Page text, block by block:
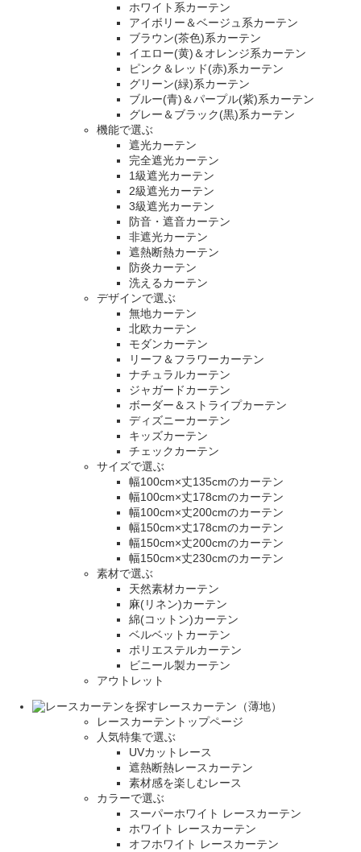
ホワイト系カーテン
アイボリー＆ベージュ系カーテン
ブラウン(茶色)系カーテン
イエロー(黄)＆オレンジ系カーテン
ピンク＆レッド(赤)系カーテン
グリーン(緑)系カーテン
ブルー(青)＆パープル(紫)系カーテン
グレー＆ブラック(黒)系カーテン
機能で選ぶ
遮光カーテン
完全遮光カーテン
1級遮光カーテン
2級遮光カーテン
3級遮光カーテン
防音・遮音カーテン
非遮光カーテン
遮熱断熱カーテン
防炎カーテン
洗えるカーテン
デザインで選ぶ
無地カーテン
北欧カーテン
モダンカーテン
リーフ＆フラワーカーテン
ナチュラルカーテン
ジャガードカーテン
ボーダー＆ストライプカーテン
ディズニーカーテン
キッズカーテン
チェックカーテン
サイズで選ぶ
幅100cm×丈135cmのカーテン
幅100cm×丈178cmのカーテン
幅100cm×丈200cmのカーテン
幅150cm×丈178cmのカーテン
幅150cm×丈200cmのカーテン
幅150cm×丈230cmのカーテン
素材で選ぶ
天然素材カーテン
麻(リネン)カーテン
綿(コットン)カーテン
ベルベットカーテン
ポリエステルカーテン
ビニール製カーテン
アウトレット
レースカーテン（薄地）
レースカーテントップページ
人気特集で選ぶ
UVカットレース
遮熱断熱レースカーテン
素材感を楽しむレース
カラーで選ぶ
スーパーホワイト レースカーテン
ホワイト レースカーテン
オフホワイト レースカーテン